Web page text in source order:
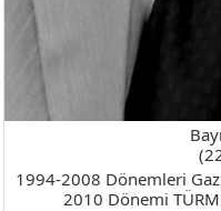
1994-2008 Dönemleri
2010 Dönemi